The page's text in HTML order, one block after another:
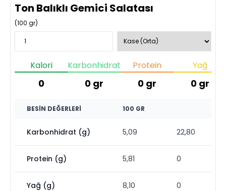
Ton Balıklı Gemici Salatası
(100 gr)
Kalori
0
Karbonhidrat
0 gr
Protein
0 gr
Yağ
0 gr
BESIN DEĞERLERI 100 GR
Karbonhidrat (g) 5,09 22,80
Protein (g) 5,81 0
Yağ (g) 8,10 0